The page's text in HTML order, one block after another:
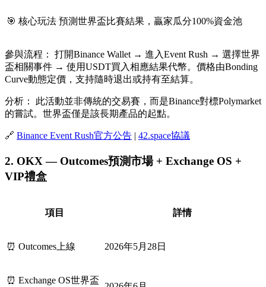
🎯 核心玩法 預測世界盃比賽結果，贏家瓜分100%資金池
參與流程：
打開Binance Wallet → 進入Event Rush → 選擇世界
盃相關事件 → 使用USDT買入相應結果代幣。價格由Bonding
Curve動態定價，支持隨時退出或持有至結算。
分析：
此活動並非傳統的交易賽，而是Binance對標Polymarket
的嘗試。世界盃僅是該長期產品的起點。
🔗 Binance Event Rush官方公告 | 42.space協議
2. OKX — Outcomes預測市場 + Exchange OS +
VIP禮盒
項目 詳情
⏰ Outcomes上線 2026年5月28日
⏰ Exchange OS世界盃